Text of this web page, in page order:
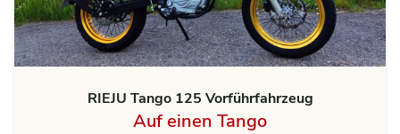
RIEJU Tango 125 Vorführfahrzeug
Auf einen Tango